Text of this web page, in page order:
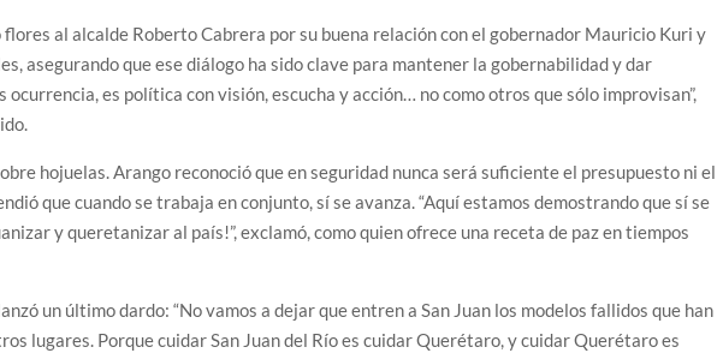
al alcalde Roberto Cabrera por su buena relación con el gobernador Mauricio Kuri y
asegurando que ese diálogo ha sido clave para mantener la gobernabilidad y dar
ocurrencia, es política con visión, escucha y acción… no como otros que sólo improvisan”,
hojuelas. Arango reconoció que en seguridad nunca será suficiente el presupuesto ni el
que cuando se trabaja en conjunto, sí se avanza. “Aquí estamos demostrando que sí se
y queretanizar al país!”, exclamó, como quien ofrece una receta de paz en tiempos
un último dardo: “No vamos a dejar que entren a San Juan los modelos fallidos que han
lugares. Porque cuidar San Juan del Río es cuidar Querétaro, y cuidar Querétaro es